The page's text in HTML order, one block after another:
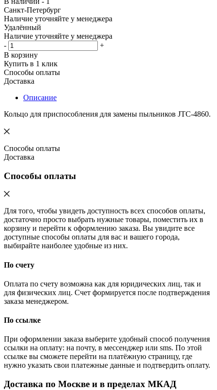
Санкт-Петербург
Наличие уточняйте у менеджера
Удалённый
Наличие уточняйте у менеджера
-
+
В корзину
Купить в 1 клик
Способы оплаты
Доставка
Описание
Кольцо для приспособления для замены пыльников JTC-4860.
Способы оплаты
Доставка
Способы оплаты
Для того, чтобы увидеть доступность всех способов оплаты,
достаточно просто выбрать нужные товары, поместить их в
корзину и перейти к оформлению заказа. Вы увидите все
доступные способы оплаты для вас и вашего города,
выбирайте наиболее удобные из них.
По счету
Оплата по счету возможна как для юридических лиц, так и
для физических лиц. Счет формируется после подтверждения
заказа менеджером.
По ссылке
При оформлении заказа выберите удобный способ получения
ссылки на оплату: на почту, в мессенджер или sms. По этой
ссылке вы сможете перейти на платёжную страницу, где
нужно указать свои платежные данные и подтвердить оплату.
Доставка по Москве и в пределах МКАД